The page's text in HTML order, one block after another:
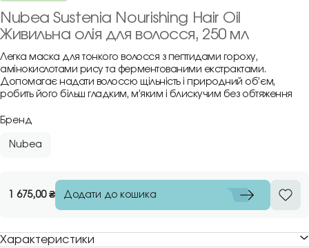
Nubea Sustenia Nourishing Hair Oil
Живильна олія для волосся, 250 мл
Легка маска для тонкого волосся з пептидами гороху,
амінокислотами рису та ферментованими екстрактами.
Допомагає надати волоссю щільність і природний об’єм,
робить його більш гладким, м’яким і блискучим без обтяження
Бренд
Nubea
1 675,00₴ Додати до кошика
Характеристики